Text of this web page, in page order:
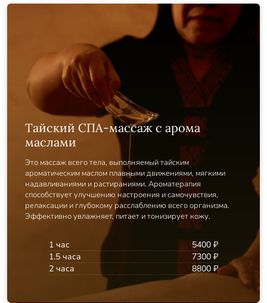
Тайский СПА-массаж с арома
маслами
Это массаж всего тела, выполняемый тайским
ароматическим маслом плавными движениями, мягкими
надавливаниями и растираниями. Ароматерапия
способствует улучшению настроения и самочувствия,
релаксации и глубокому расслаблению всего организма.
Эффективно увлажняет, питает и тонизирует кожу.
1 час
5400 ₽
1.5 часа
7300 ₽
2 часа
8800 ₽